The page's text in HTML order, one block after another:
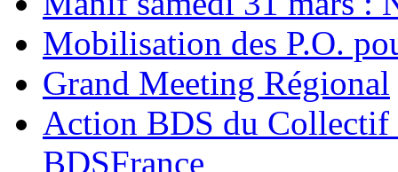
Mobilisation des P.O.
Grand Meeting Régional
Action BDS du Collectif
BDSFrance